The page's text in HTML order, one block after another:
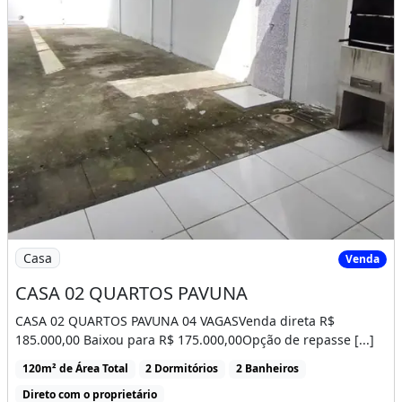
Imagem: CASA 02 QUARTOS PAVUNA
Casa Venda
CASA 02 QUARTOS PAVUNA
CASA 02 QUARTOS PAVUNA 04 VAGASVenda direta R$
185.000,00 Baixou para R$ 175.000,00Opção de repasse [...]
120m² de Área Total 2 Dormitórios
2 Banheiros
Direto com o proprietário